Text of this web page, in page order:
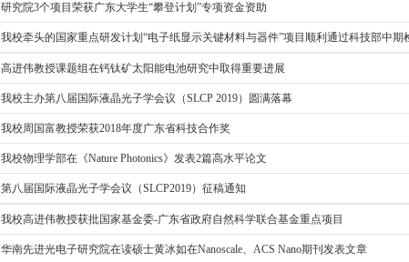
研究院3个项目荣获广东大学生“攀登计划”专项资金资助
我校牵头的国家重点研发计划“电子纸显示关键材料与器件”项目顺利通过科技部中期
高进伟教授课题组在钙钛矿太阳能电池研究中取得重要进展
我校主办第八届国际液晶光子学会议（SLCP 2019）圆满落幕
我校周国富教授荣获2018年度广东省科技合作奖
我校物理学部在《Nature Photonics》发表2篇高水平论文
第八届国际液晶光子学会议（SLCP2019）征稿通知
我校高进伟教授获批国家基金委-广东省政府自然科学联合基金重点项目
华南先进光电子研究院在读硕士黄冰如在Nanoscale、ACS Nano期刊发表文章